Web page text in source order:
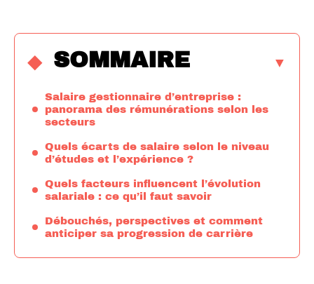
SOMMAIRE
Salaire gestionnaire d’entreprise :
panorama des rémunérations selon les
secteurs
Quels écarts de salaire selon le niveau
d’études et l’expérience ?
Quels facteurs influencent l’évolution
salariale : ce qu’il faut savoir
Débouchés, perspectives et comment
anticiper sa progression de carrière